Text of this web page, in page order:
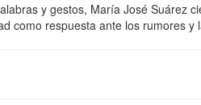
y gestos, María José Suárez
como respuesta ante los rumores y